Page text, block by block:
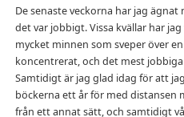
De senaste veckorna har jag
det var jobbigt. Vissa kvällar har
mycket minnen som sveper över
koncentrerat, och det mest
Samtidigt är jag glad idag för att
böckerna ett år för med distansen
från ett annat sätt, och samtidigt